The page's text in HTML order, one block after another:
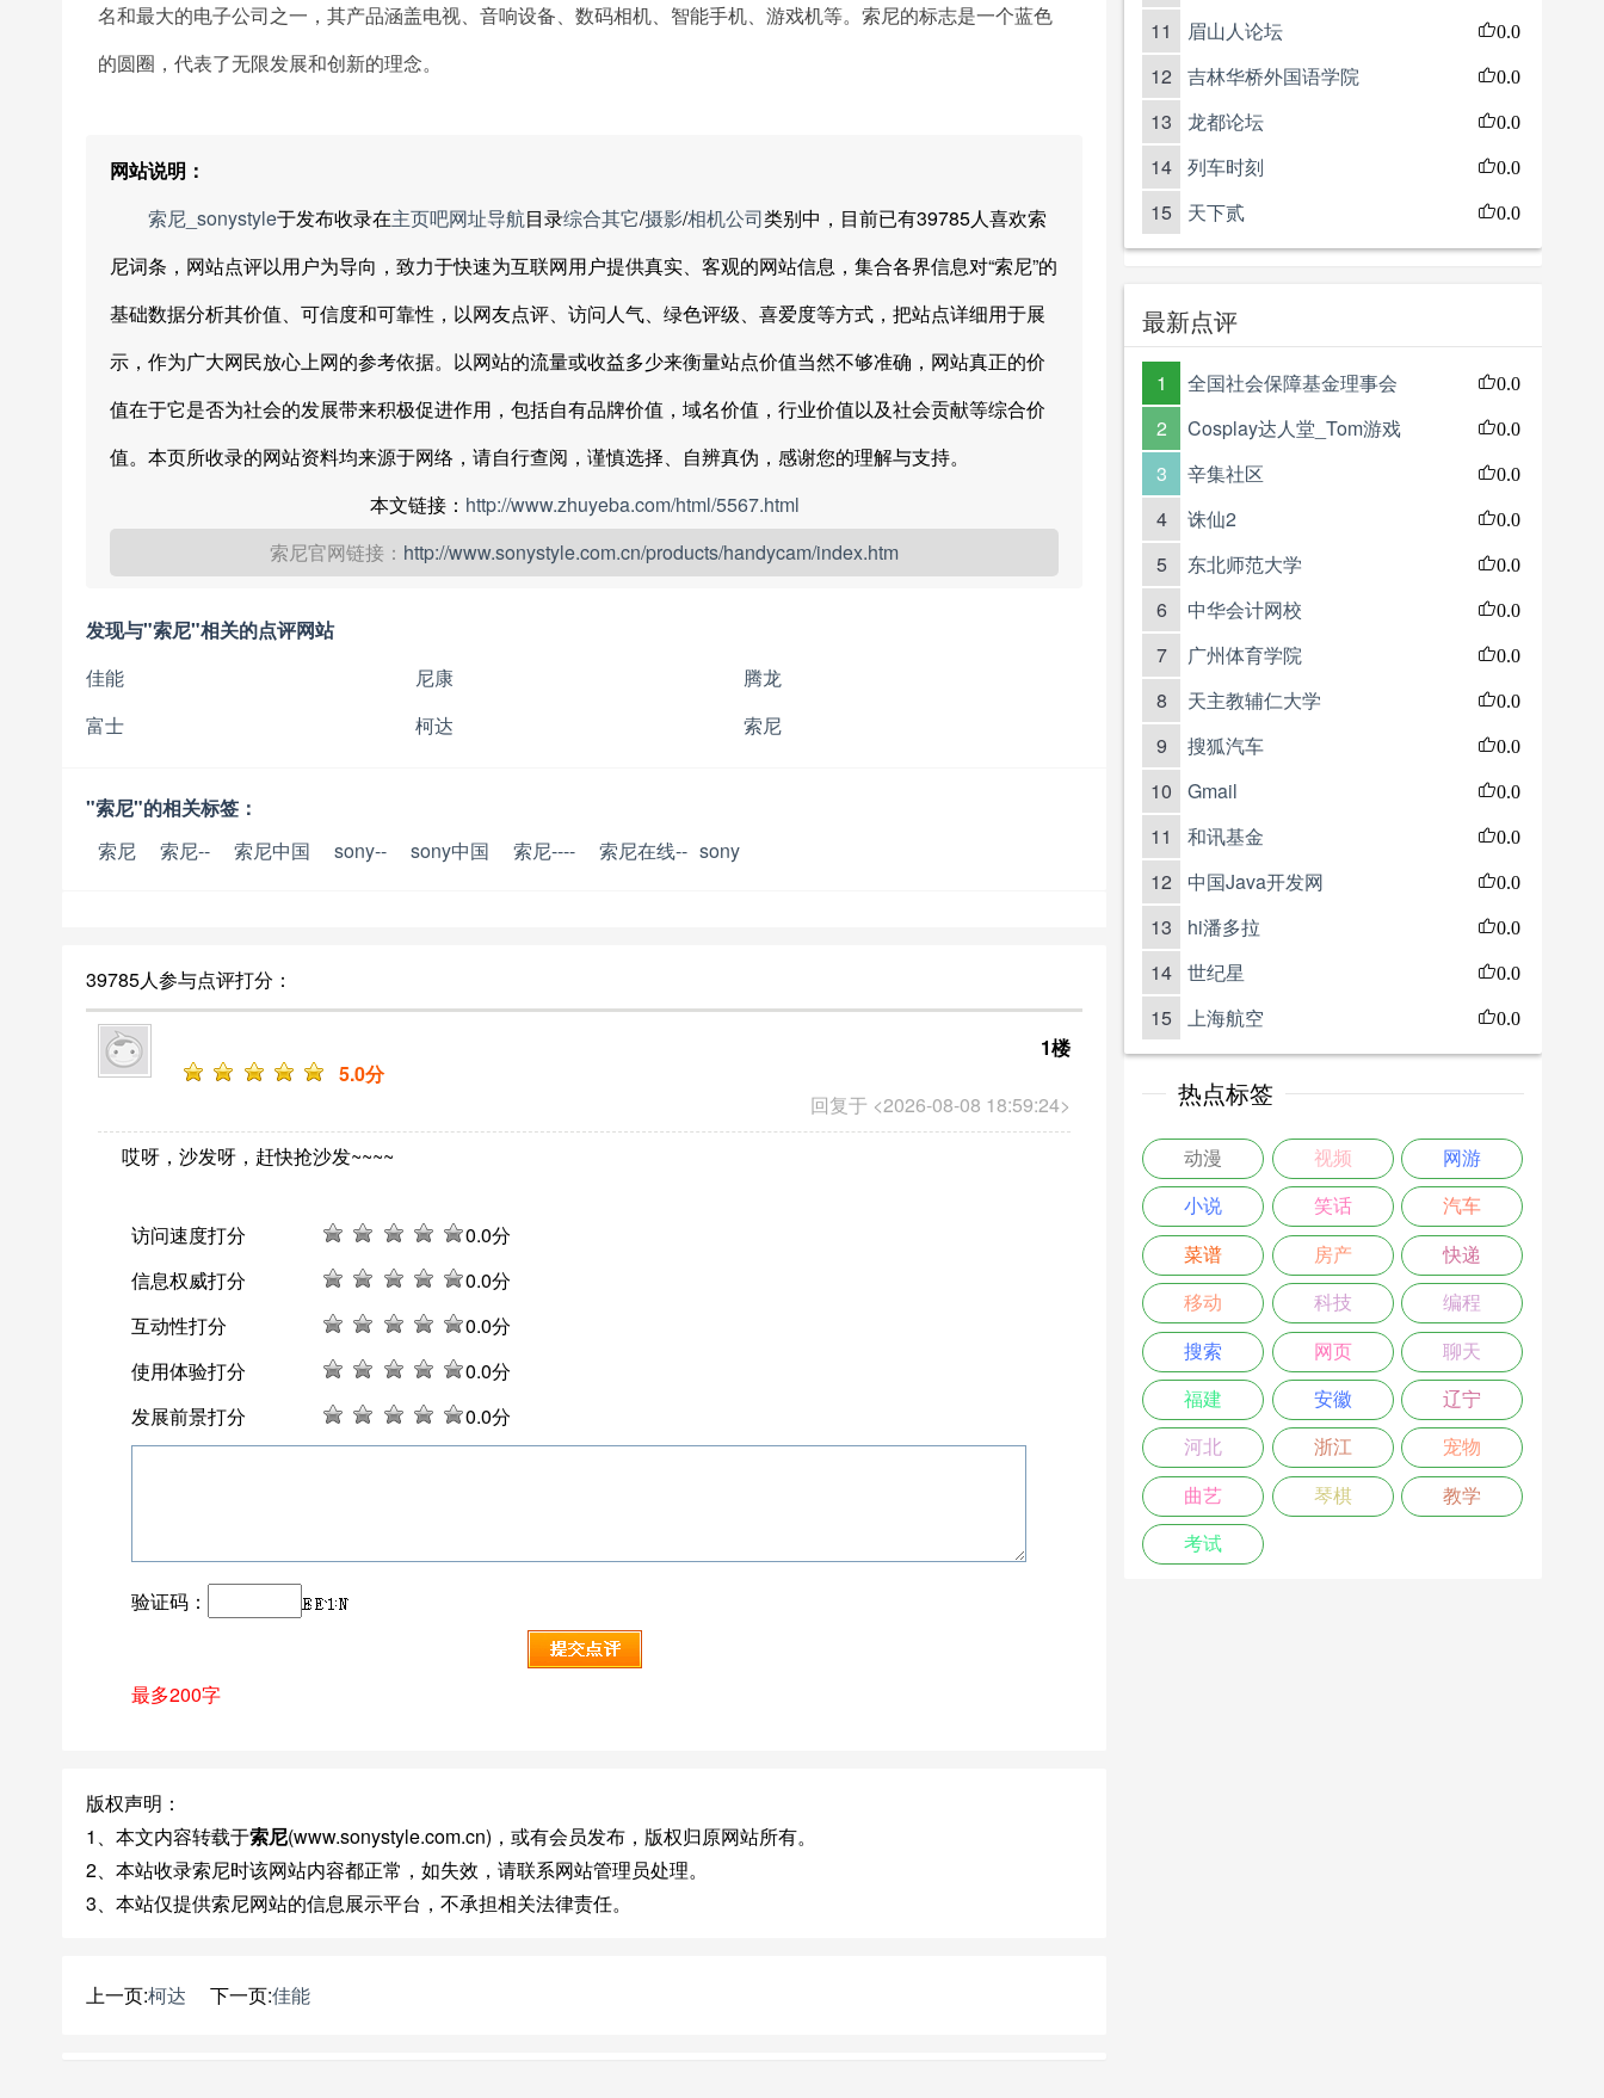
名和最大的电子公司之一，其产品涵盖电视、音响设备、数码相机、智能手机、游戏机等。索尼的标志是一个蓝色
的圆圈，代表了无限发展和创新的理念。
网站说明：
索尼_sonystyle于发布收录在主页吧网址导航目录综合其它/摄影/相机公司类别中，目前已有39785人喜欢索
尼词条，网站点评以用户为导向，致力于快速为互联网用户提供真实、客观的网站信息，集合各界信息对“索尼”的
基础数据分析其价值、可信度和可靠性，以网友点评、访问人气、绿色评级、喜爱度等方式，把站点详细用于展
示，作为广大网民放心上网的参考依据。以网站的流量或收益多少来衡量站点价值当然不够准确，网站真正的价
值在于它是否为社会的发展带来积极促进作用，包括自有品牌价值，域名价值，行业价值以及社会贡献等综合价
值。本页所收录的网站资料均来源于网络，请自行查阅，谨慎选择、自辨真伪，感谢您的理解与支持。
本文链接： http://www.zhuyeba.com/html/5567.html
索尼官网链接： http://www.sonystyle.com.cn/products/handycam/index.htm
发现与"索尼"相关的点评网站
佳能
尼康
腾龙
富士
柯达 索尼
"索尼"的相关标签：
索尼
索尼-- sony
索尼中国 sony-- sony中国 索尼---- 索尼在线--
39785人参与点评打分：
回复于 <2026-08-08 18:59:24>
1楼
5.0分
哎呀，沙发呀，赶快抢沙发~~~~
访问速度打分 0.0分
信息权威打分
0.0分
互动性打分
0.0分
使用体验打分
0.0分
发展前景打分
0.0分
验证码：
最多200字
版权声明：
1、本文内容转载于索尼(www.sonystyle.com.cn)，或有会员发布，版权归原网站所有。
2、本站收录索尼时该网站内容都正常，如失效，请联系网站管理员处理。
3、本站仅提供索尼网站的信息展示平台，不承担相关法律责任。
上一页:柯达 下一页:佳能
11 眉山人论坛 0.0
12 吉林华桥外国语学院 0.0
13 龙都论坛 0.0
14 列车时刻 0.0
15 天下贰 0.0
最新点评
1 全国社会保障基金理事会 0.0
2 Cosplay达人堂_Tom游戏 0.0
3 辛集社区 0.0
4 诛仙2 0.0
5 东北师范大学 0.0
6 中华会计网校 0.0
7 广州体育学院 0.0
8 天主教辅仁大学 0.0
9 搜狐汽车 0.0
10 Gmail 0.0
11 和讯基金 0.0
12 中国Java开发网 0.0
13 hi潘多拉 0.0
14 世纪星 0.0
15 上海航空 0.0
热点标签
动漫 视频 网游
小说 笑话 汽车
菜谱 房产 快递
移动 科技 编程
搜索 网页 聊天
福建 安徽 辽宁
河北 浙江 宠物
曲艺 琴棋 教学
考试